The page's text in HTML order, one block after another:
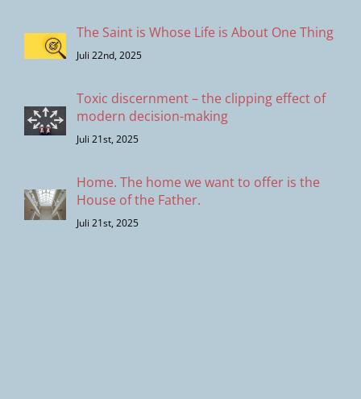
The Saint is Whose Life is About One Thing
Juli 22nd, 2025
Toxic discernment – the clipping effect of
modern decision-making
Juli 21st, 2025
Home. The home we want to offer is the
House of the Father.
Juli 21st, 2025